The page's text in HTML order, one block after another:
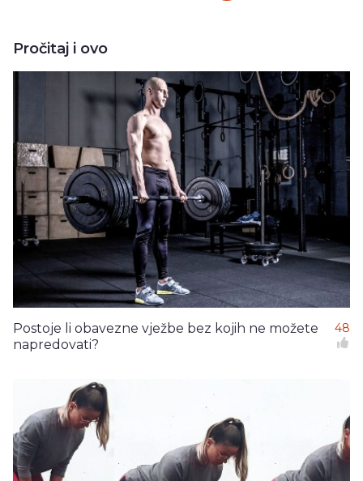
Pročitaj i ovo
Postoje li obavezne vježbe bez kojih ne možete
napredovati?
48